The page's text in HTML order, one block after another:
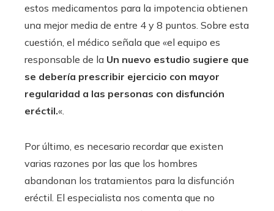
estos medicamentos para la impotencia obtienen
una mejor media de entre 4 y 8 puntos. Sobre esta
cuestión, el médico señala que «el equipo es
responsable de la Un nuevo estudio sugiere que
se debería prescribir ejercicio con mayor
regularidad a las personas con disfunción
eréctil.«.
Por último, es necesario recordar que existen
varias razones por las que los hombres
abandonan los tratamientos para la disfunción
eréctil. El especialista nos comenta que no